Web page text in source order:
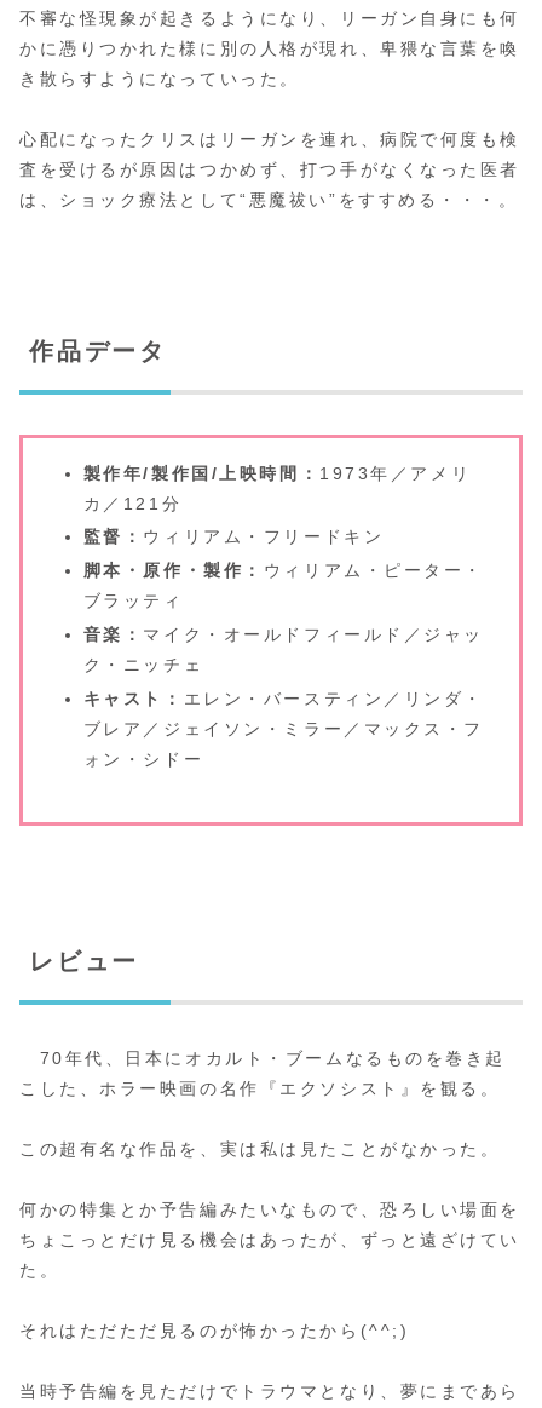
不審な怪現象が起きるようになり、リーガン自身にも何
かに憑りつかれた様に別の人格が現れ、卑猥な言葉を喚
き散らすようになっていった。
心配になったクリスはリーガンを連れ、病院で何度も検
査を受けるが原因はつかめず、打つ手がなくなった医者
は、ショック療法として“悪魔祓い”をすすめる・・・。
作品データ
製作年/製作国/上映時間： 1973年／アメリ
カ／121分
監督： ウィリアム・フリードキン
脚本・原作・製作： ウィリアム・ピーター・
ブラッティ
音楽： マイク・オールドフィールド／ジャッ
ク・ニッチェ
キャスト： エレン・バースティン／リンダ・
ブレア／ジェイソン・ミラー／マックス・フ
ォン・シドー
レビュー
70年代、日本にオカルト・ブームなるものを巻き起
こした、ホラー映画の名作『エクソシスト』を観る。
この超有名な作品を、実は私は見たことがなかった。
何かの特集とか予告編みたいなもので、恐ろしい場面を
ちょこっとだけ見る機会はあったが、ずっと遠ざけてい
た。
それはただただ見るのが怖かったから(^^;)
当時予告編を見ただけでトラウマとなり、夢にまであら